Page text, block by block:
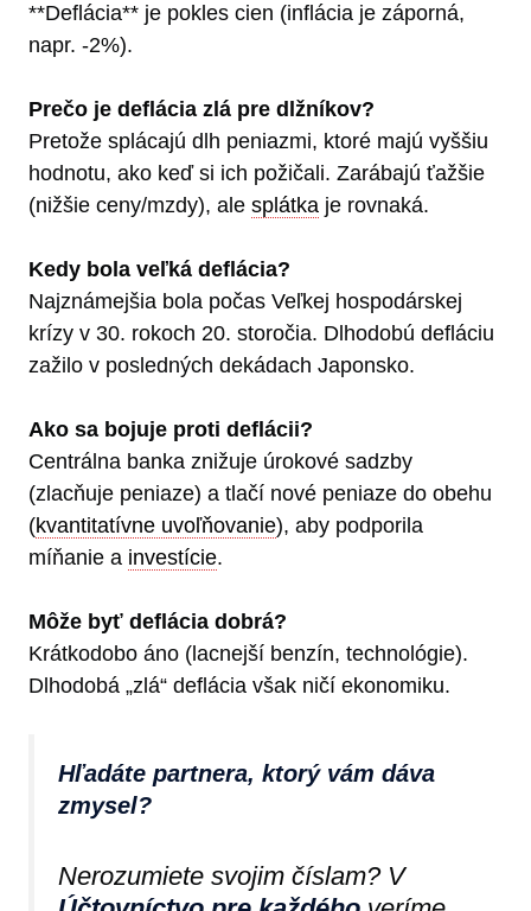
**Deflácia** je pokles cien (inflácia je záporná,
napr. -2%).
Prečo je deflácia zlá pre dlžníkov?
Pretože splácajú dlh peniazmi, ktoré majú vyššiu
hodnotu, ako keď si ich požičali. Zarábajú ťažšie
(nižšie ceny/mzdy), ale splátka je rovnaká.
Kedy bola veľká deflácia?
Najznámejšia bola počas Veľkej hospodárskej
krízy v 30. rokoch 20. storočia. Dlhodobú defláciu
zažilo v posledných dekádach Japonsko.
Ako sa bojuje proti deflácii?
Centrálna banka znižuje úrokové sadzby
(zlacňuje peniaze) a tlačí nové peniaze do obehu
(kvantitatívne uvoľňovanie), aby podporila
míňanie a investície.
Môže byť deflácia dobrá?
Krátkodobo áno (lacnejší benzín, technológie).
Dlhodobá „zlá“ deflácia však ničí ekonomiku.
Hľadáte partnera, ktorý vám dáva
zmysel?
Nerozumiete svojim číslam? V